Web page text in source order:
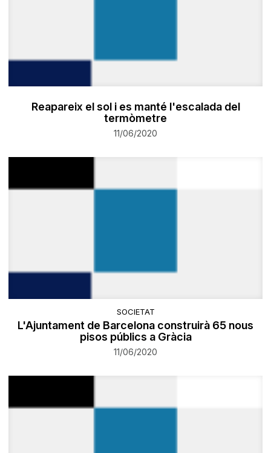
Reapareix el sol i es manté l'escalada del
termòmetre
11/06/2020
SOCIETAT
L'Ajuntament de Barcelona construirà 65 nous
pisos públics a Gràcia
11/06/2020